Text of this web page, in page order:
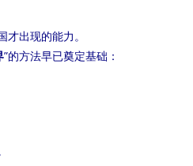
才出现的能力。
”的方法早已奠定基础：